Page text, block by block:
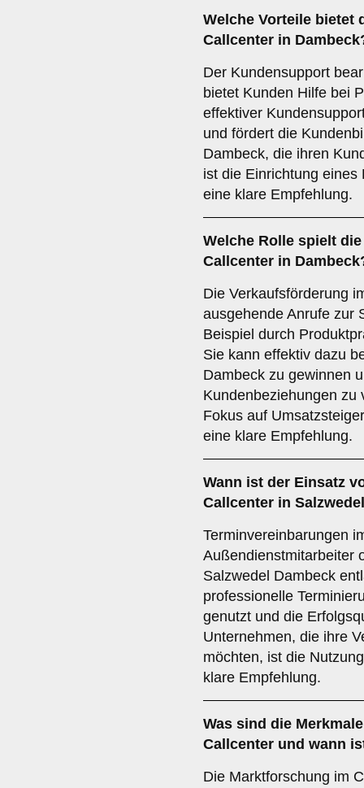
Welche Vorteile bietet
Callcenter in
Der Kundensupport
bietet Kunden Hilfe bei
effektiver
und fördert die
Dambeck, die ihren
ist die Einrichtung
eine klare Empfehlung.
Welche Rolle spielt
Callcenter in
Die Verkaufsförderung
ausgehende Anrufe zur
Beispiel durch
Sie kann effektiv dazu
Dambeck zu gewinnen
Kundenbeziehungen zu
Fokus auf
eine klare Empfehlung.
Wann ist der Einsatz
Callcenter in
Terminvereinbarungen
Außendienstmitarbeiter
Salzwedel Dambeck
professionelle
genutzt und die
Unternehmen, die ihre
möchten, ist die
klare Empfehlung.
Was sind die
Callcenter und wann
Die Marktforschung im